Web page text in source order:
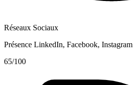
Réseaux Sociaux
Présence LinkedIn, Facebook, Instagram
65/100